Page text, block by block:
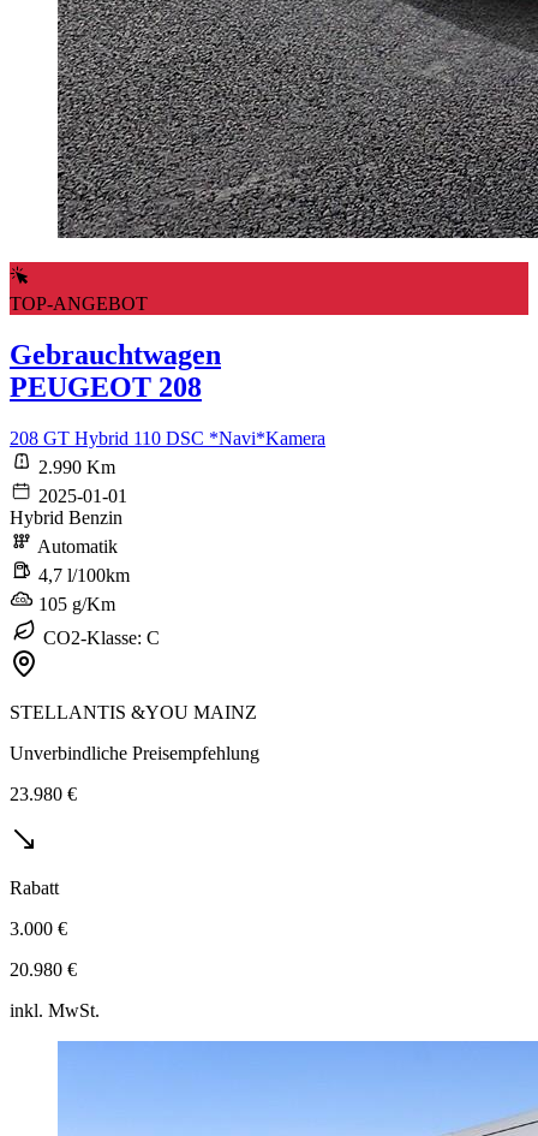
TOP-ANGEBOT
Gebrauchtwagen
PEUGEOT 208
208 GT Hybrid 110 DSC *Navi*Kamera
2.990 Km
2025-01-01
Hybrid Benzin
Automatik
4,7 l/100km
105 g/Km
CO2-Klasse: C
STELLANTIS &YOU MAINZ
Unverbindliche Preisempfehlung
23.980 €
Rabatt
3.000 €
20.980 €
inkl. MwSt.